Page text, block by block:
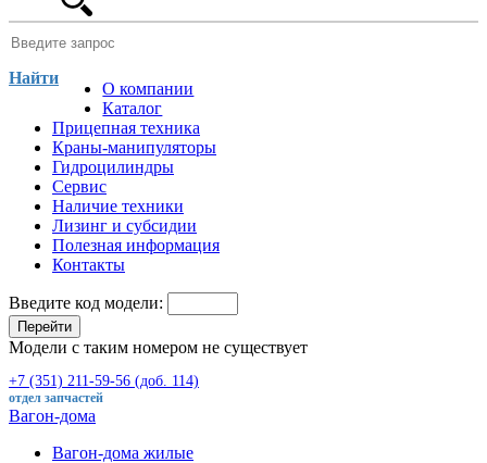
Найти
О компании
Каталог
Прицепная техника
Краны-манипуляторы
Гидроцилиндры
Сервис
Наличие техники
Лизинг и субсидии
Полезная информация
Контакты
Введите код модели:
Перейти
Модели с таким номером не существует
+7 (351) 211-59-56 (доб. 114)
отдел запчастей
Вагон-дома
Вагон-дома жилые